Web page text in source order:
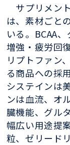
サプリメン
は、素材ごと
いる。BCAA
増強・疲労回
リプトファン
る商品への採
システインは
ンは血流、オ
臓機能、グル
幅広い用途提
粒、ゼリード